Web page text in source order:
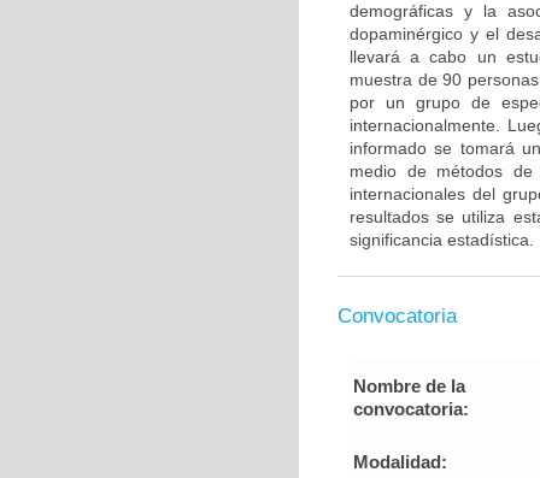
demográficas y la
dopaminérgico y el
llevará a cabo un
muestra de 90
por un grupo de
internacionalmente.
informado se tomará
medio de métodos de
internacionales del
resultados se utiliza
significancia estadística.
Convocatoria
Nombre de la
convocatoria:
Modalidad: